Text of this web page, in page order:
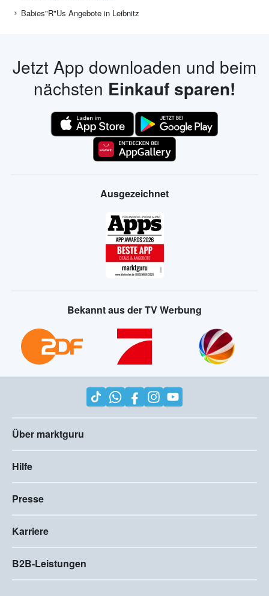
Babies"R"Us Angebote in Leibnitz
Jetzt App downloaden und beim
nächsten Einkauf sparen!
Ausgezeichnet
Bekannt aus der TV Werbung
Über marktguru
Hilfe
Presse
Karriere
B2B-Leistungen